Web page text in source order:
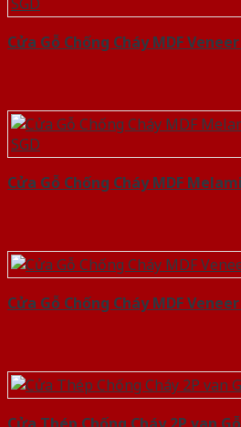
Cửa Gỗ Chống Cháy MDF
Cửa Gỗ Chống Cháy MDF
Cửa Gỗ Chống Cháy MDF